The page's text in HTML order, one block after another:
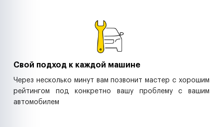
Свой подход к каждой машине
Через несколько минут вам позвонит мастер с хорошим
рейтингом под конкретно вашу проблему с вашим
автомобилем